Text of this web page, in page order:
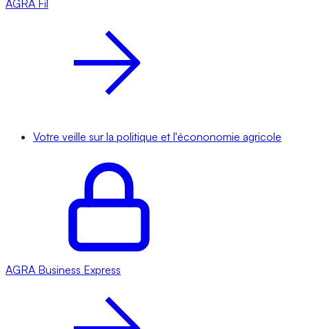
AGRA Fil
Votre veille sur la politique et l'écononomie agricole
AGRA Business Express